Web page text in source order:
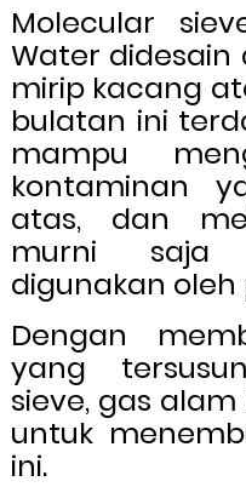
Molecular
Water
mirip kacang
bulatan ini
mampu
kontaminan
atas, dan
murni saja
digunakan
Dengan
yang
sieve, gas
untuk
ini.